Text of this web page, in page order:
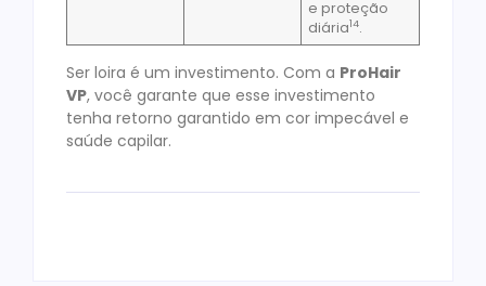
e proteção
diária14.
Ser loira é um investimento. Com a ProHair
VP, você garante que esse investimento
tenha retorno garantido em cor impecável e
saúde capilar.